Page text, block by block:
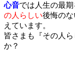
心音では人生の最
の人らしい後悔のな
えています。
皆さまも『その人
か？